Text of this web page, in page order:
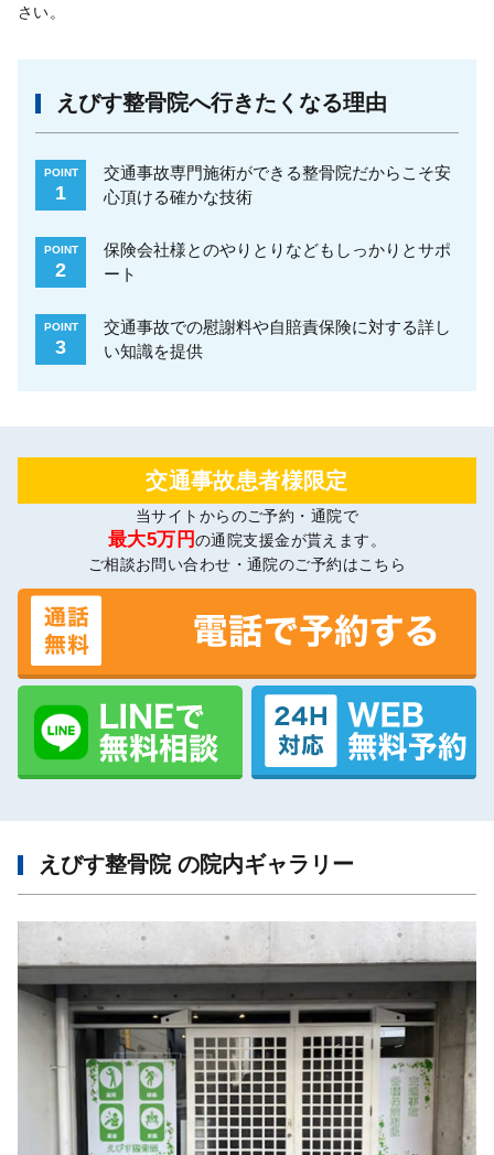
さい。
えびす整骨院へ行きたくなる理由
POINT
1
交通事故専門施術ができる整骨院だからこそ安
心頂ける確かな技術
POINT
2
保険会社様とのやりとりなどもしっかりとサポ
ート
POINT
3
交通事故での慰謝料や自賠責保険に対する詳し
い知識を提供
交通事故患者様限定
当サイトからのご予約・通院で
最大5万円の通院支援金が貰えます。
ご相談お問い合わせ・通院のご予約はこちら
えびす整骨院 の院内ギャラリー